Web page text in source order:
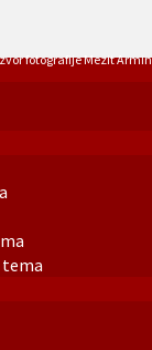
fotografije Mezit Armin